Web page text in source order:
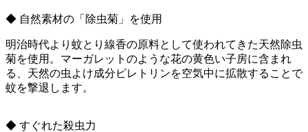
◆ 自然素材の「除虫菊」を使用
明治時代より蚊とり線香の原料として使われてきた天然除虫
菊を使用。マーガレットのような花の黄色い子房に含まれ
る、天然の虫よけ成分ピレトリンを空気中に拡散することで
蚊を撃退します。
◆ すぐれた殺虫力